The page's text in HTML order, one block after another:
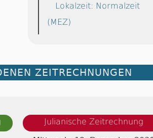
Lokalzeit: Normalzeit
(MEZ)
ZEITRECHNUNGEN
Julianische Zeitrechnung